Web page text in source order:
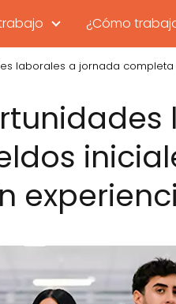
¿Cómo
laborales a jornada completa